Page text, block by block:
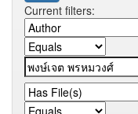
Current filters: